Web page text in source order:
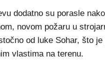
dodatno su porasle
novom požaru u
od luke Sohar, što
vlastima na terenu.